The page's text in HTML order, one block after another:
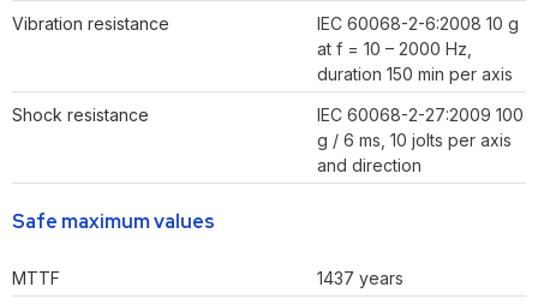
Vibration resistance
IEC 60068-2-6:2008 10 g
at f = 10 – 2000 Hz,
duration 150 min per axis
Shock resistance
IEC 60068-2-27:2009 100
g / 6 ms, 10 jolts per axis
and direction
Safe maximum values
MTTF
1437 years